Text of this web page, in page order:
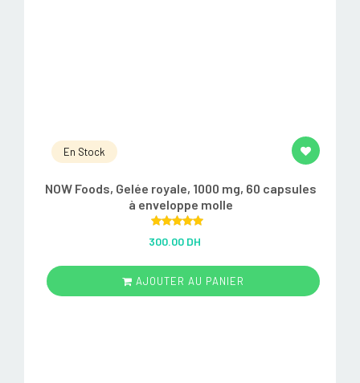
En Stock
NOW Foods, Gelée royale, 1000 mg, 60 capsules
à enveloppe molle
out of 5
300.00 DH
AJOUTER AU PANIER